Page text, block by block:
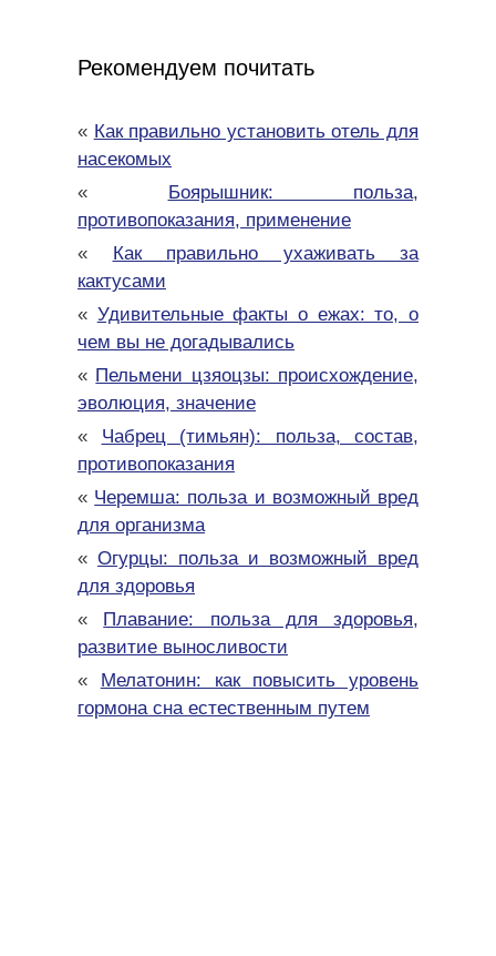
Рекомендуем почитать
« Как правильно установить отель для
насекомых
« Боярышник: польза,
противопоказания, применение
« Как правильно ухаживать за
кактусами
« Удивительные факты о ежах: то, о
чем вы не догадывались
« Пельмени цзяоцзы: происхождение,
эволюция, значение
« Чабрец (тимьян): польза, состав,
противопоказания
« Черемша: польза и возможный вред
для организма
« Огурцы: польза и возможный вред
для здоровья
« Плавание: польза для здоровья,
развитие выносливости
« Мелатонин: как повысить уровень
гормона сна естественным путем